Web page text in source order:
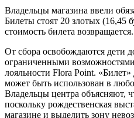
Владельцы магазина ввели
Билеты стоят 20 злотых (16,45
стоимость билета возвращается.
От сбора освобождаются дети
ограниченными
лояльности Flora Point.
может быть использован в
Владельцы центра объясняют,
поскольку рождественская
магазине и выделить зону